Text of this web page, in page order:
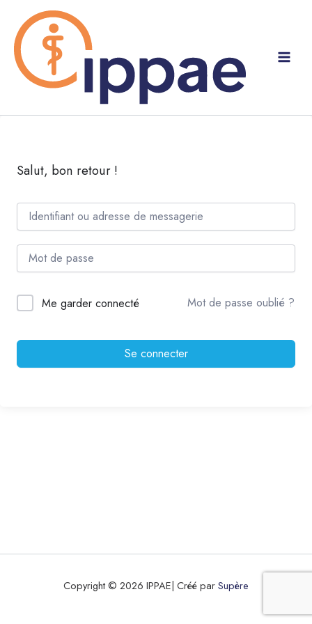
contenu
Salut, bon retour !
Me garder connecté Mot de passe oublié ?
Se connecter
Copyright © 2026 IPPAE| Créé parSupère